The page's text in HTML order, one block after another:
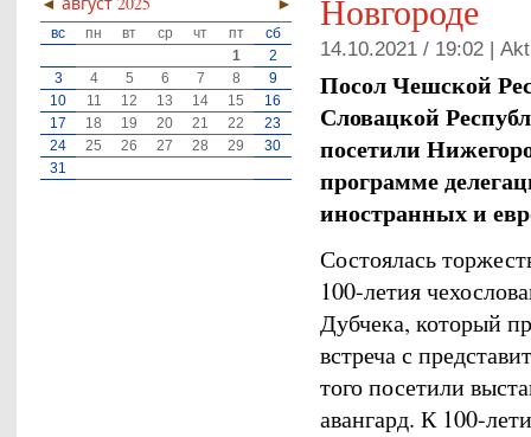
Новгороде
14.10.2021 / 19:02 |
Посол Чешской
Словацкой
посетили
программе
иностранных и
Состоялась
100-летия
Дубчека, который
встреча с
того посетили
авангард. К 100-
вс пн вт ср чт пт
сб
1
2
3
4 5 6 7 8
9
10
11 12 13 14 15
16
17
18 19 20 21 22
23
24
25 26 27 28 29
30
31